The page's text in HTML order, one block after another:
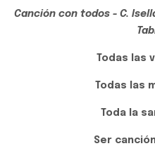
Canción con todos - C.
Todas las
Todas las
Toda la
Ser